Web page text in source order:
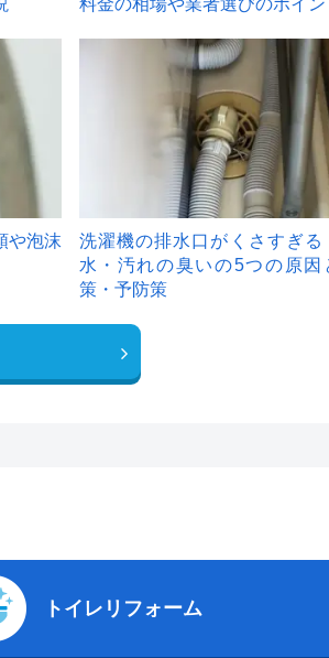
料金の相場や業者選びのポイン
や泡沫
洗濯機の排水口がくさすぎる
水・汚れの臭いの5つの原因
策・予防策
トイレリフォーム